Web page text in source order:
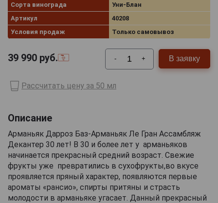
Сорта винограда
Уни-Блан
Артикул
40208
Условия продаж
Только самовывоз
39 990 руб. - + В заявку
Рассчитать цену за 50 мл
Описание
Арманьяк Дарроз Баз-Арманьяк Ле Гран Ассамбляж
Декантер 30 лет! В 30 и более лет у арманьяков
начинается прекрасный средний возраст. Свежие
фрукты уже превратились в сухофрукты,во вкусе
проявляется пряный характер, появляются первые
ароматы «рансио», спирты притяны и страсть
молодости в арманьяке угасает. Данный прекрасный